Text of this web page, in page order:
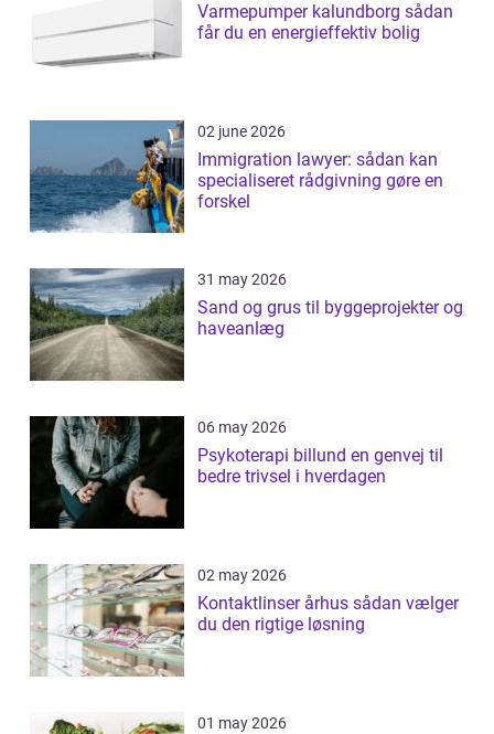
Varmepumper kalundborg sådan
får du en energieffektiv bolig
02 june 2026
Immigration lawyer: sådan kan
specialiseret rådgivning gøre en
forskel
31 may 2026
Sand og grus til byggeprojekter og
haveanlæg
06 may 2026
Psykoterapi billund en genvej til
bedre trivsel i hverdagen
02 may 2026
Kontaktlinser århus sådan vælger
du den rigtige løsning
01 may 2026